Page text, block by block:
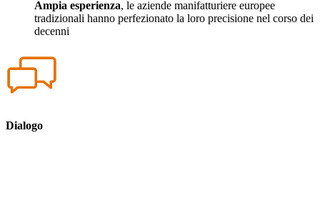
Ampia esperienza, le aziende manifatturiere europee
tradizionali hanno perfezionato la loro precisione nel corso dei
decenni
Dialogo